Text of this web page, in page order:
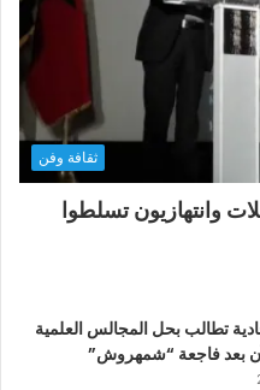
ثقافة وفن
وانتهازيون تسلطوا
تطالب بحل المجالس العلمية
بعد فاجعة “شمهروش”